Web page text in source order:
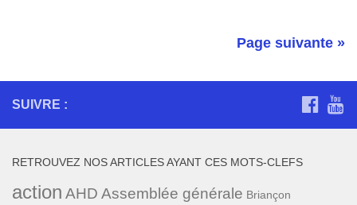
Page suivante »
SUIVRE :
RETROUVEZ NOS ARTICLES AYANT CES MOTS-CLEFS
action AHD Assemblée générale Briançon